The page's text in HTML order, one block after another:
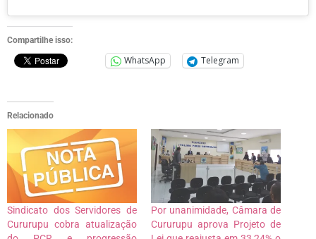
Compartilhe isso:
WhatsApp Telegram
Relacionado
Sindicato dos Servidores de
Cururupu cobra atualização
Por unanimidade, Câmara de
Cururupu aprova Projeto de